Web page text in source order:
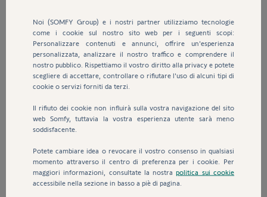
Noi (SOMFY Group) e i nostri partner utilizziamo tecnologie
come i cookie sul nostro sito web per i seguenti scopi:
Personalizzare contenuti e annunci, offrire un'esperienza
personalizzata, analizzare il nostro traffico e comprendere il
nostro pubblico. Rispettiamo il vostro diritto alla privacy e potete
scegliere di accettare, controllare o rifiutare l'uso di alcuni tipi di
cookie o servizi forniti da terzi.
Il rifiuto dei cookie non influirà sulla vostra navigazione del sito
web Somfy, tuttavia la vostra esperienza utente sarà meno
soddisfacente.
Potete cambiare idea o revocare il vostro consenso in qualsiasi
momento attraverso il centro di preferenza per i cookie. Per
maggiori informazioni, consultate la nostrapolitica sui cookie
accessibile nella sezione in basso a piè di pagina.